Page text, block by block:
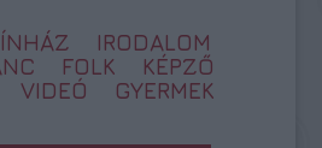
IRODALOM
FOLK
KÉPZŐ
VIDEÓ GYERMEK